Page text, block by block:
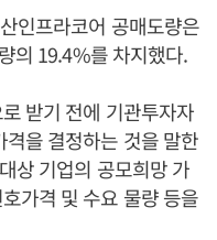
인프라코어 공매도량은
의 19.4%를 차지했다.
받기 전에 기관투자자
을 결정하는 것을 말한
상 기업의 공모희망 가
가격 및 수요 물량 등을